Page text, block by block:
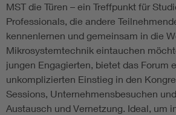
MST die Türen – ein Treffpunkt für
Professionals, die andere
kennenlernen und gemeinsam in die
Mikrosystemtechnik eintauchen
jungen Engagierten, bietet das Forum
unkomplizierten Einstieg in den
Sessions, Unternehmensbesuchen
Austausch und Vernetzung. Ideal, um